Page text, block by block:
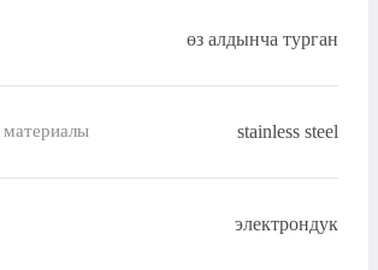
өз алдынча турган
материалы stainless steel
электрондук